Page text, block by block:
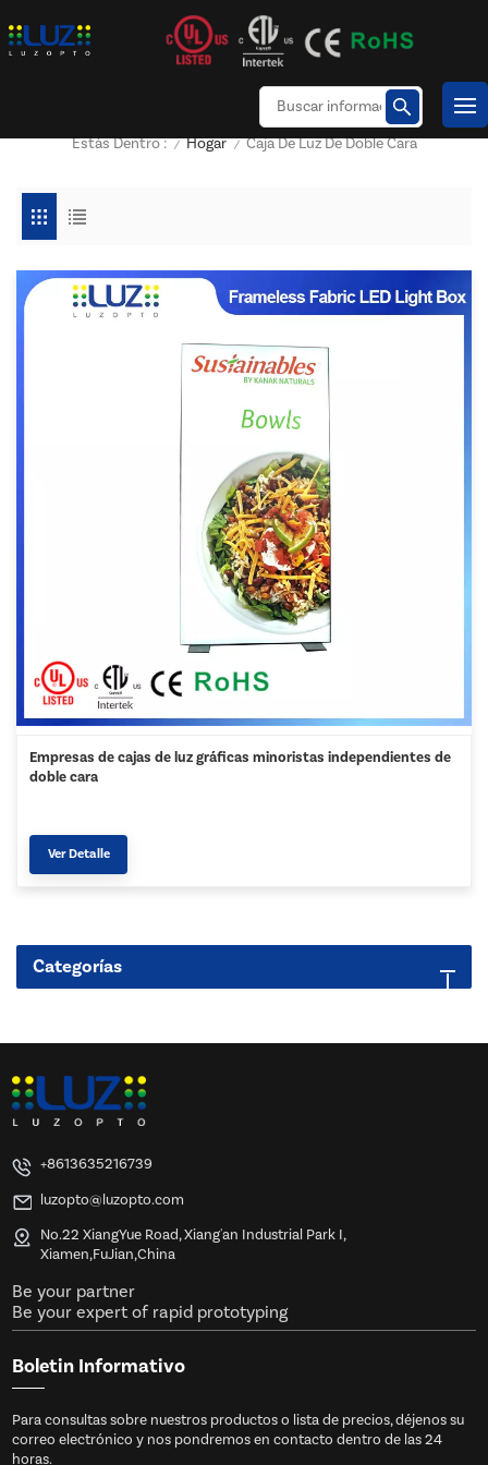
Estás Dentro : / Hogar / Caja De Luz De Doble Cara
Empresas de cajas de luz gráficas minoristas independientes de
doble cara
Ver Detalle
Categorías
+8613635216739
luzopto@luzopto.com
No.22 XiangYue Road, Xiang'an Industrial Park I,
Xiamen,FuJian,China
Be your partner
Be your expert of rapid prototyping
Boletin Informativo
Para consultas sobre nuestros productos o lista de precios, déjenos su
correo electrónico y nos pondremos en contacto dentro de las 24
horas.